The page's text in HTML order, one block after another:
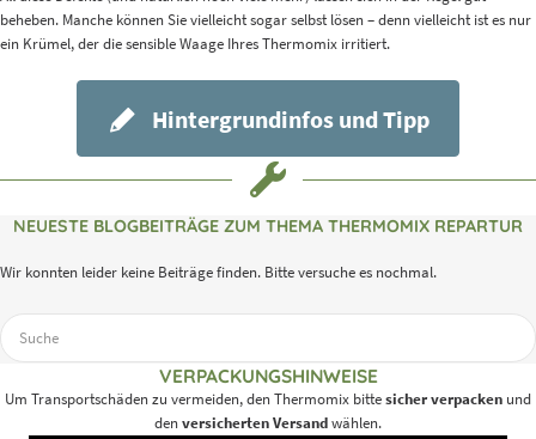
beheben. Manche können Sie vielleicht sogar selbst lösen – denn vielleicht ist es nur
ein Krümel, der die sensible Waage Ihres Thermomix irritiert.
Hintergrundinfos und Tipp
NEUESTE BLOGBEITRÄGE ZUM THEMA THERMOMIX REPARTUR
Wir konnten leider keine Beiträge finden. Bitte versuche es nochmal.
Suchen
nach:
VERPACKUNGSHINWEISE
Um Transportschäden zu vermeiden, den Thermomix bittesicher verpacken und
denversicherten Versandwählen.